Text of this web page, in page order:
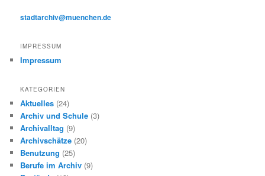
stadtarchiv@muenchen.de
IMPRESSUM
Impressum
KATEGORIEN
Aktuelles (24)
Archiv und Schule (3)
Archivalltag (9)
Archivschätze (20)
Benutzung (25)
Berufe im Archiv (9)